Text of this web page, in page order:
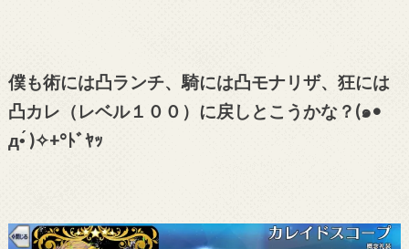
僕も術には凸ランチ、騎には凸モナリザ、狂には
凸カレ（レベル１００）に戻しとこうかな？(๑•
̀д•́ )✧+°ﾄﾞﾔｯ